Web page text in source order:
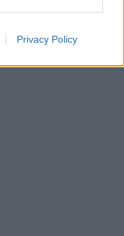
Privacy Policy